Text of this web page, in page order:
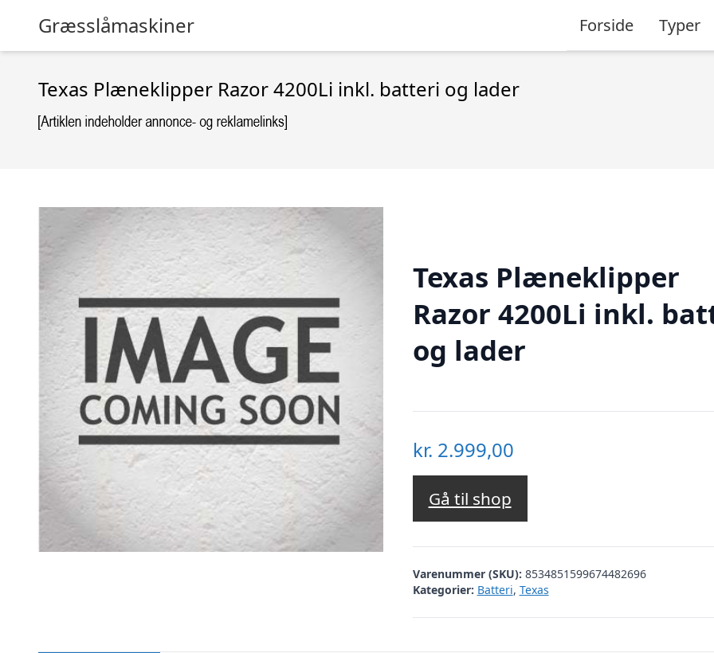
Græsslåmaskiner Forside Typer
Texas Plæneklipper Razor 4200Li inkl. batteri og lader
Texas Plæneklipper
Razor 4200Li inkl.
og lader
kr. 2.999,00
Gå til shop
Varenummer (SKU): 8534851599674482696
Kategorier: Batteri, Texas